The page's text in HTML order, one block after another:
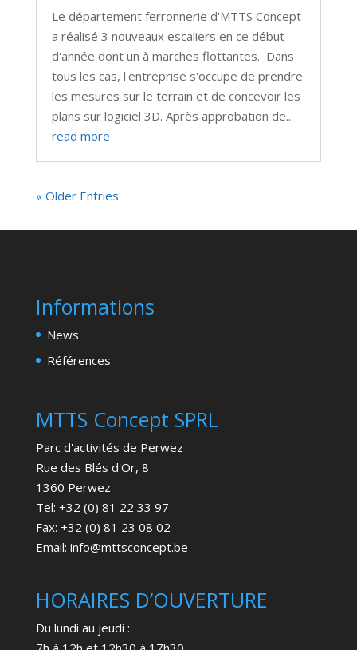
Le département ferronnerie d'MTTS Concept
a réalisé 3 nouveaux escaliers en ce début
d'année dont un à marches flottantes. Dans
tous les cas, l'entreprise s'occupe de prendre
les mesures sur le terrain et de concevoir les
plans sur logiciel 3D. Après approbation de...
read more
« Older Entries
Informations
News
Références
MTTS Concept SPRL
Parc d'activités de Perwez
Rue des Blés d'Or, 8
1360 Perwez
Tel: +32 (0) 81 22 33 97
Fax: +32 (0) 81 23 08 02
Email: info@mttsconcept.be
HORAIRES D’OUVERTURE
Du lundi au jeudi :